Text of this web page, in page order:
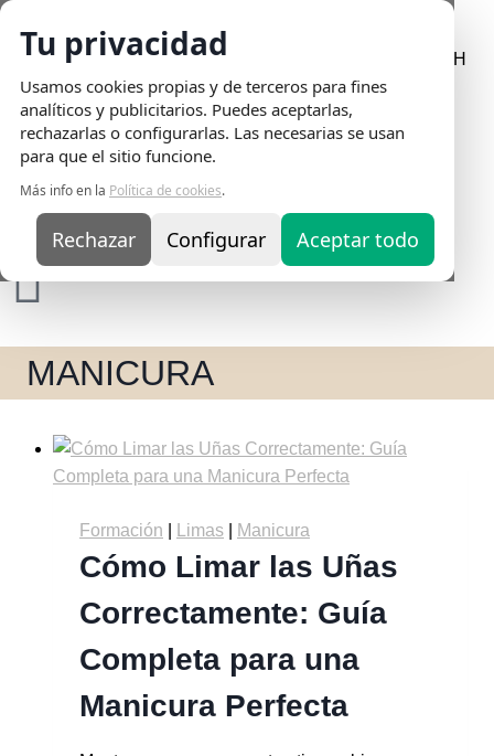
Tu privacidad
Usamos cookies propias y de terceros para fines
analíticos y publicitarios. Puedes aceptarlas,
rechazarlas o configurarlas. Las necesarias se usan
para que el sitio funcione.
Más info en la Política de cookies.
Rechazar Configurar Aceptar todo
Envio Gratisen pedidos superiores a 75€ | Entrega en 24H
MANICURA
Formación Limas Manicura
Cómo Limar las Uñas
Correctamente: Guía
Completa para una
Manicura Perfecta